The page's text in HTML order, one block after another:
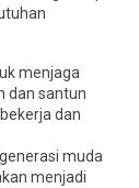
menjaga
dan santun
dan
muda
menjadi